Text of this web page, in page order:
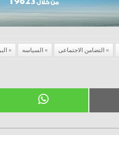
التضامن الاجتماعى السياسه